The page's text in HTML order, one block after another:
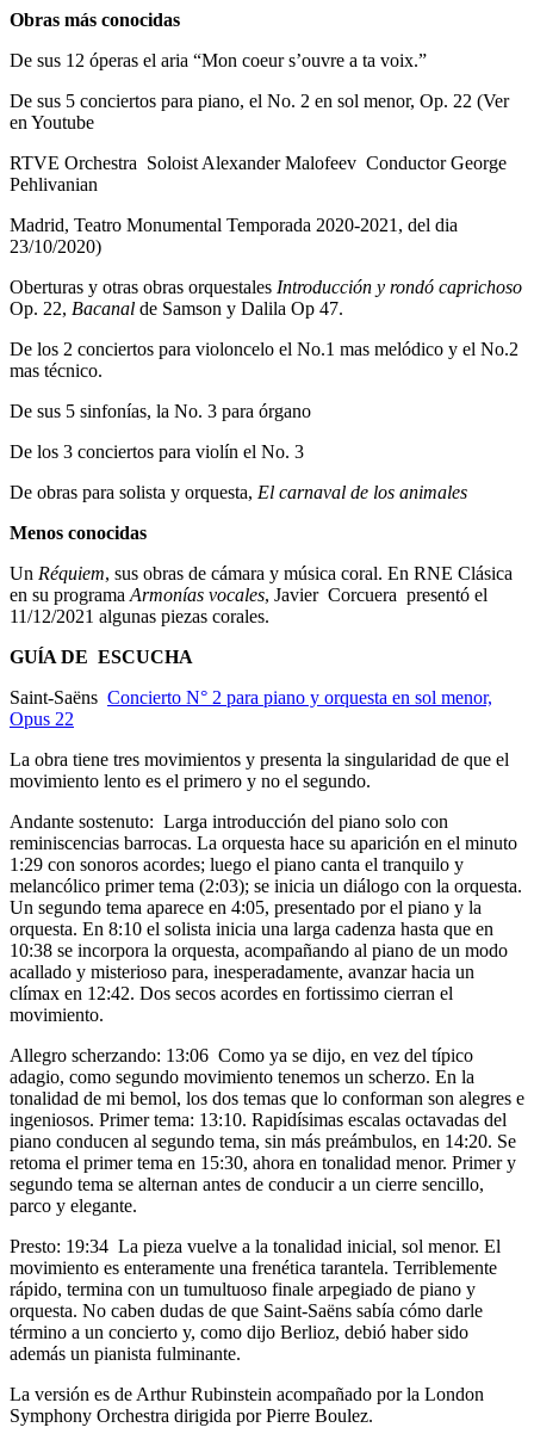
Obras más conocidas
De sus 12 óperas el aria “Mon coeur s’ouvre a ta voix.”
De sus 5 conciertos para piano, el No. 2 en sol menor, Op. 22 (Ver
en Youtube
RTVE Orchestra Soloist Alexandеr Malofeev Conductor George
Pehlivanian
Madrid, Teatro Monumental Temporada 2020-2021, del dia
23/10/2020)
Oberturas y otras obras orquestales Introducción y rondó caprichoso
Op. 22, Bacanal de Samson y Dalila Op 47.
De los 2 conciertos para violoncelo el No.1 mas melódico y el No.2
mas técnico.
De sus 5 sinfonías, la No. 3 para órgano
De los 3 conciertos para violín el No. 3
De obras para solista y orquesta, El carnaval de los animales
Menos conocidas
Un Réquiem, sus obras de cámara y música coral. En RNE Clásica
en su programaArmonías vocales, Javier Corcuera presentó el
11/12/2021 algunas piezas corales.
GUĺA DE ESCUCHA
Saint-Saëns Concierto N° 2 para piano y orquesta en sol menor,
Opus 22
La obra tiene tres movimientos y presenta la singularidad de que el
movimiento lento es el primero y no el segundo.
Andante sostenuto: Larga introducción del piano solo con
reminiscencias barrocas. La orquesta hace su aparición en el minuto
1:29 con sonoros acordes; luego el piano canta el tranquilo y
melancólico primer tema (2:03); se inicia un diálogo con la orquesta.
Un segundo tema aparece en 4:05, presentado por el piano y la
orquesta. En 8:10 el solista inicia una larga cadenza hasta que en
10:38 se incorpora la orquesta, acompañando al piano de un modo
acallado y misterioso para, inesperadamente, avanzar hacia un
clímax en 12:42. Dos secos acordes en fortissimo cierran el
movimiento.
Allegro scherzando: 13:06 Como ya se dijo, en vez del típico
adagio, como segundo movimiento tenemos un scherzo. En la
tonalidad de mi bemol, los dos temas que lo conforman son alegres e
ingeniosos. Primer tema: 13:10. Rapidísimas escalas octavadas del
piano conducen al segundo tema, sin más preámbulos, en 14:20. Se
retoma el primer tema en 15:30, ahora en tonalidad menor. Primer y
segundo tema se alternan antes de conducir a un cierre sencillo,
parco y elegante.
Presto: 19:34 La pieza vuelve a la tonalidad inicial, sol menor. El
movimiento es enteramente una frenética tarantela. Terriblemente
rápido, termina con un tumultuoso finale arpegiado de piano y
orquesta. No caben dudas de que Saint-Saëns sabía cómo darle
término a un concierto y, como dijo Berlioz, debió haber sido
además un pianista fulminante.
La versión es de Arthur Rubinstein acompañado por la London
Symphony Orchestra dirigida por Pierre Boulez.